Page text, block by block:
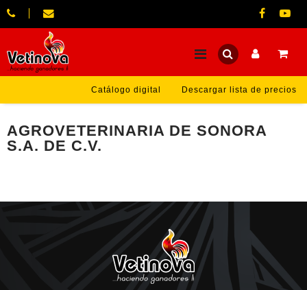
Catálogo digital Descargar lista de precios
AGROVETERINARIA DE SONORA
S.A. DE C.V.